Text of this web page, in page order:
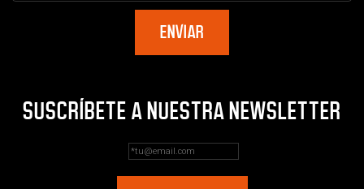
SUSCRÍBETE A NUESTRA NEWSLETTER